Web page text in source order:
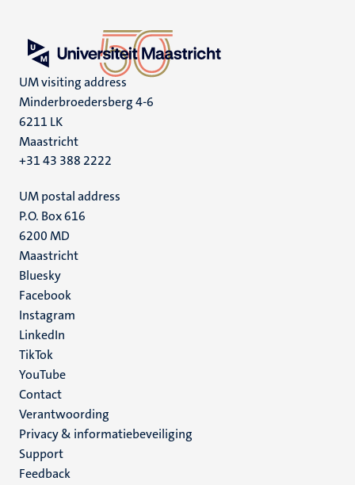
UM visiting address
Minderbroedersberg 4-6
6211 LK
Maastricht
+31 43 388 2222
UM postal address
P.O. Box 616
6200 MD
Maastricht
Social
media
Bluesky
Facebook
Instagram
LinkedIn
TikTok
YouTube
Menu
footer
(NL)
Contact
Verantwoording
Privacy & informatiebeveiliging
Support
Feedback